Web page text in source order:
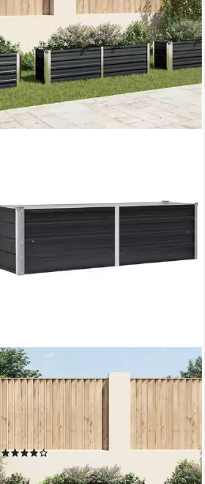
FURNICATO
Hochbeet Anthrazitstahl 160x40x45
cm in Anthrazit, Rostgeschütztes
Gemüsebeet mit offener Unterseite
für den Balkon
(28)
ab 60,95 € UVP95,95 €